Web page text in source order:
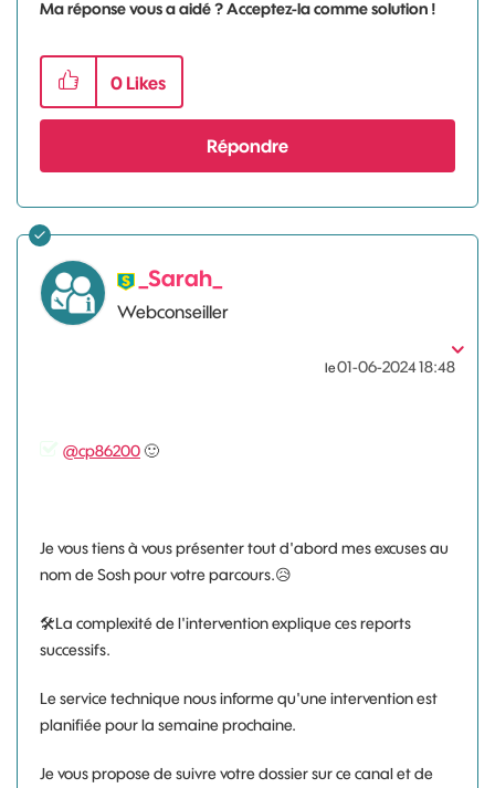
Ma réponse vous a aidé ? Acceptez-la comme solution !
0 Likes
Répondre
_Sarah_
Webconseiller
le‎01-06-202418:48
@cp86200🙂
Je vous tiens à vous présenter tout d'abord mes excuses au
nom de Sosh pour votre parcours.😥
🛠La complexité de l'intervention explique ces reports
successifs.
Le service technique nous informe qu'une intervention est
planifiée pour la semaine prochaine.
Je vous propose de suivre votre dossier sur ce canal et de